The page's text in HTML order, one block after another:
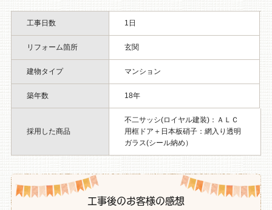
工事日数 1日
リフォーム箇所 玄関
建物タイプ マンション
築年数 18年
採用した商品
不二サッシ(ロイヤル建装)：ＡＬＣ
用框ドア＋日本板硝子：網入り透明
ガラス(シール納め）
工事後のお客様の感想